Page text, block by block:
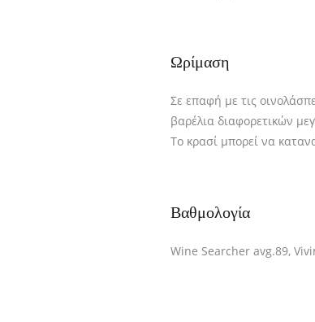
Ωρίμαση
Σε επαφή με τις
βαρέλια διαφορετικών
Το κρασί μπορεί να
Βαθμολογία
Wine Searcher avg.89,